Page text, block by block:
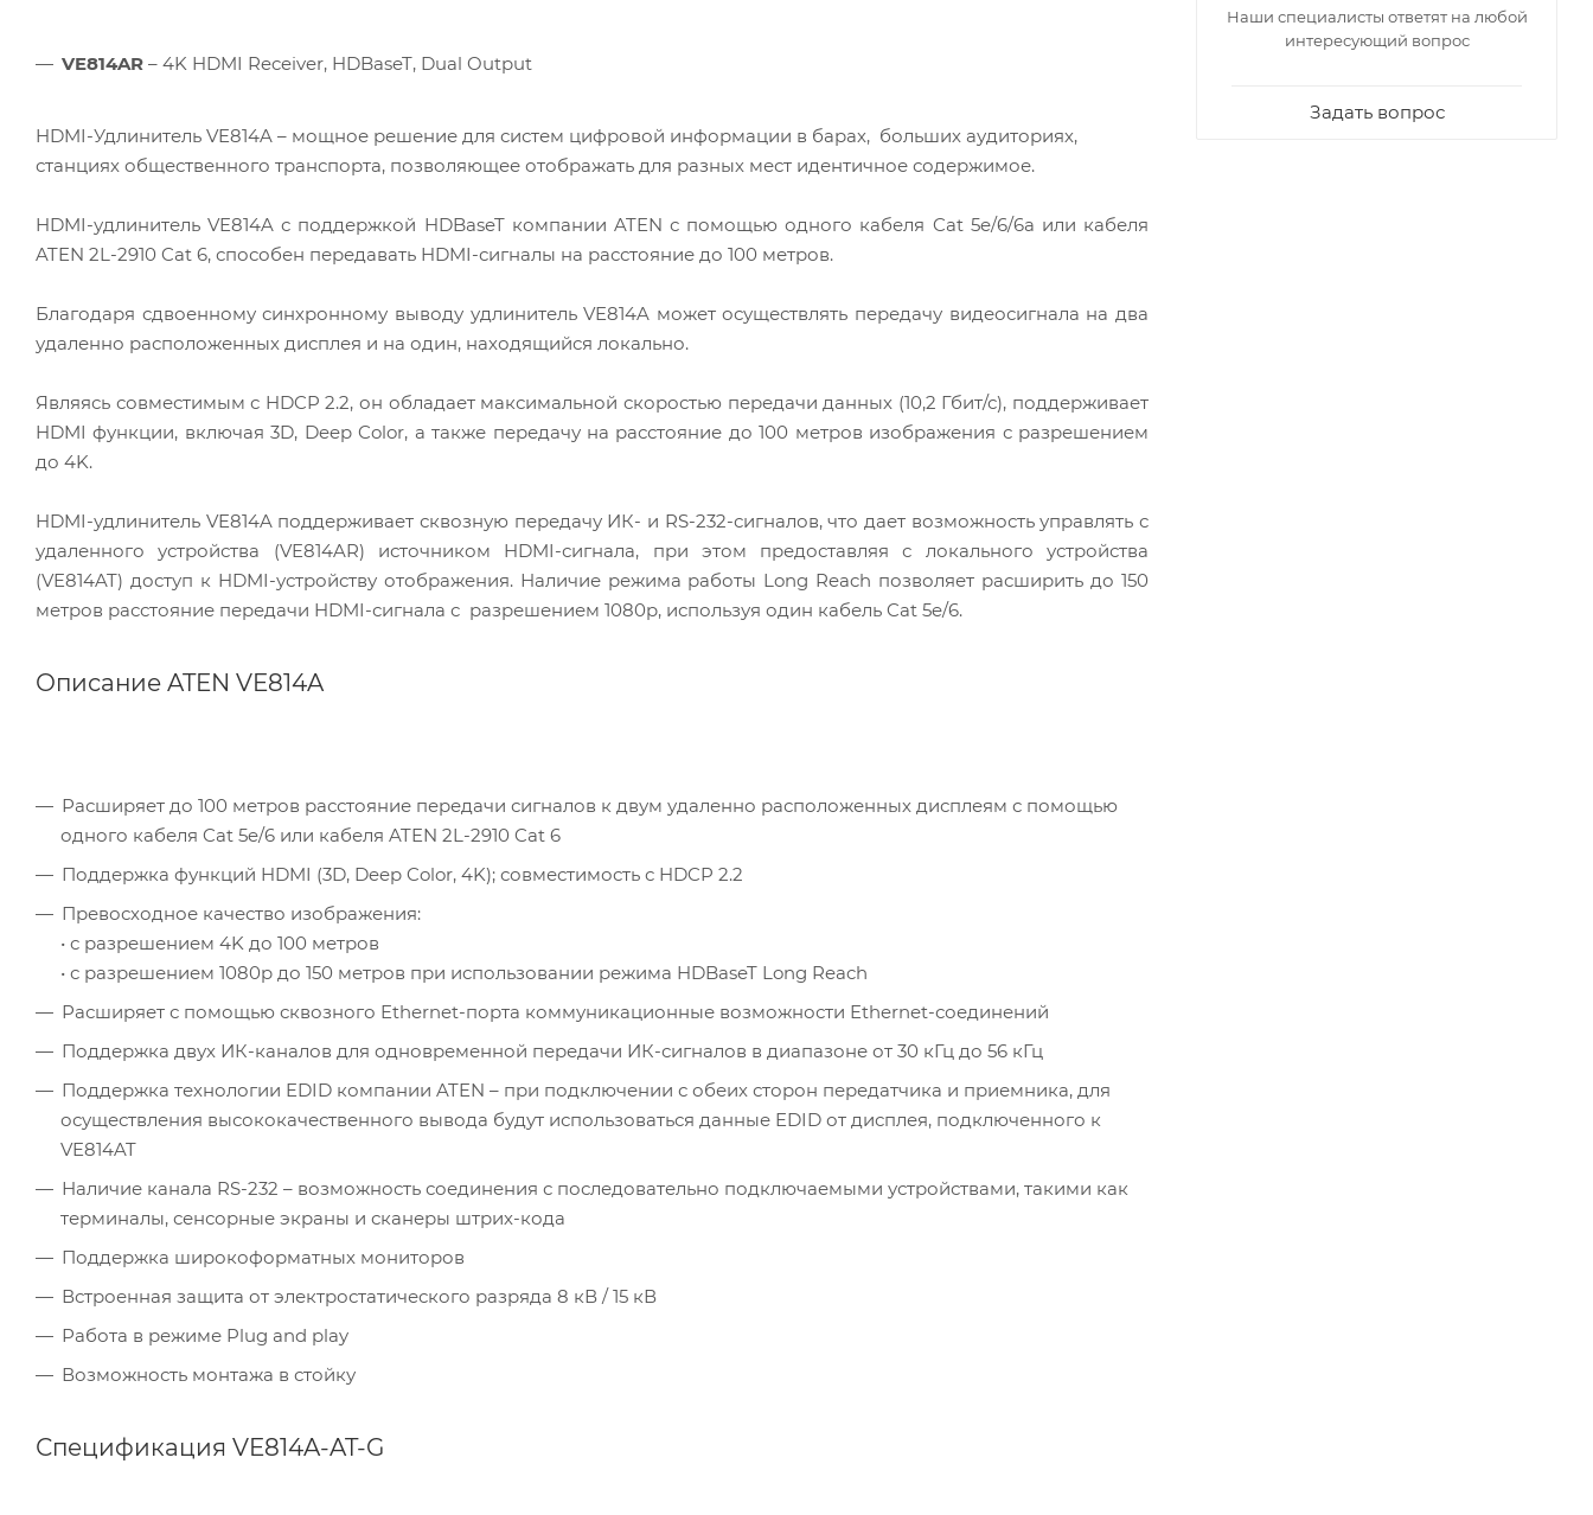
VE814AR – 4K HDMI Receiver, HDBaseT, Dual Output
HDMI-Удлинитель VE814A – мощное решение для систем цифровой информации в барах, больших аудиториях,
станциях общественного транспорта, позволяющее отображать для разных мест идентичное содержимое.
HDMI-удлинитель VE814A с поддержкой HDBaseT компании ATEN с помощью одного кабеля Cat 5e/6/6a или кабеля
ATEN 2L-2910 Cat 6, способен передавать HDMI-сигналы на расстояние до 100 метров.
Благодаря сдвоенному синхронному выводу удлинитель VE814A может осуществлять передачу видеосигнала на два
удаленно расположенных дисплея и на один, находящийся локально.
Являясь совместимым с HDCP 2.2, он обладает максимальной скоростью передачи данных (10,2 Гбит/с), поддерживает
HDMI функции, включая 3D, Deep Color, а также передачу на расстояние до 100 метров изображения с разрешением
до 4K.
HDMI-удлинитель VE814A поддерживает сквозную передачу ИК- и RS-232-сигналов, что дает возможность управлять с
удаленного устройства (VE814AR) источником HDMI-сигнала, при этом предоставляя с локального устройства
(VE814AT) доступ к HDMI-устройству отображения. Наличие режима работы Long Reach позволяет расширить до 150
метров расстояние передачи HDMI-сигнала с разрешением 1080p, используя один кабель Cat 5e/6.
Описание ATEN VE814A
Расширяет до 100 метров расстояние передачи сигналов к двум удаленно расположенных дисплеям с помощью
одного кабеля Cat 5e/6 или кабеля ATEN 2L-2910 Cat 6
Поддержка функций HDMI (3D, Deep Color, 4K); совместимость с HDCP 2.2
Превосходное качество изображения:
• с разрешением 4K до 100 метров
• с разрешением 1080p до 150 метров при использовании режима HDBaseT Long Reach
Расширяет с помощью сквозного Ethernet-порта коммуникационные возможности Ethernet-соединений
Поддержка двух ИК-каналов для одновременной передачи ИК-сигналов в диапазоне от 30 кГц до 56 кГц
Поддержка технологии EDID компании ATEN – при подключении с обеих сторон передатчика и приемника, для
осуществления высококачественного вывода будут использоваться данные EDID от дисплея, подключенного к
VE814AT
Наличие канала RS-232 – возможность соединения с последовательно подключаемыми устройствами, такими как
терминалы, сенсорные экраны и сканеры штрих-кода
Поддержка широкоформатных мониторов
Встроенная защита от электростатического разряда 8 кВ / 15 кВ
Работа в режиме Plug and play
Возможность монтажа в стойку
Спецификация VE814A-AT-G
Наши специалисты ответят на любой
интересующий вопрос
Задать вопрос